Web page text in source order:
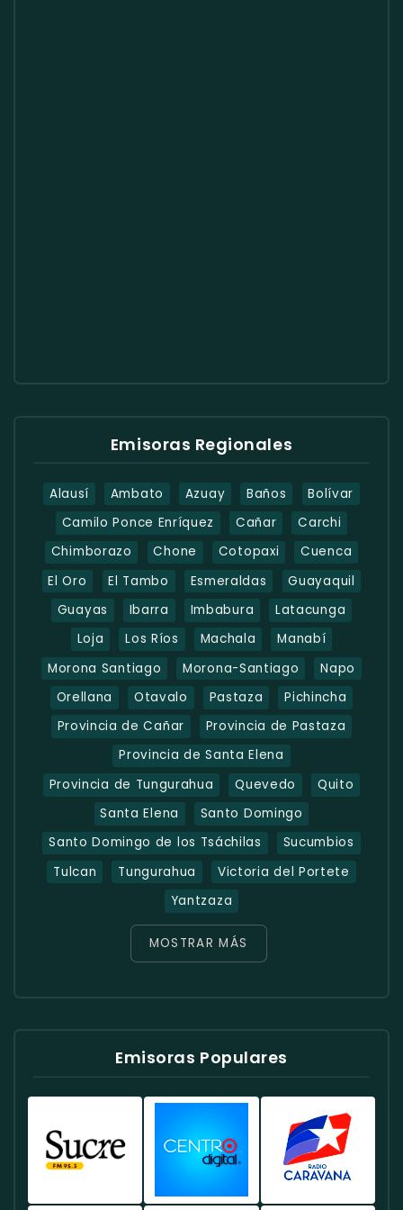
Emisoras Regionales
Alausí Ambato Azuay Baños
Bolívar
Camilo Ponce Enríquez
Cañar
Carchi
Chimborazo
Chone Cotopaxi
Cuenca
El Oro
El Tambo Esmeraldas
Guayaquil
Guayas
Ibarra Imbabura
Latacunga
Loja
Los Ríos Machala
Manabí
Morona Santiago
Morona-Santiago
Napo
Orellana
Otavalo Pastaza
Pichincha
Provincia de Cañar
Provincia de Pastaza
Provincia de Santa Elena
Provincia de Tungurahua
Quevedo
Quito
Santa Elena
Santo Domingo
Santo Domingo de los Tsáchilas
Sucumbios
Tulcan
Tungurahua
Victoria del Portete
Yantzaza
MOSTRAR MÁS
Emisoras Populares